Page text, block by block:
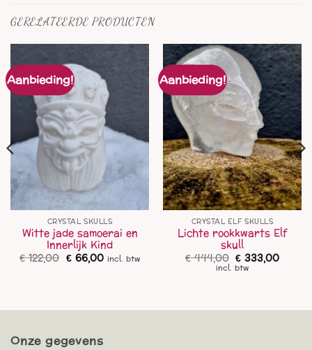
GERELATEERDE PRODUCTEN
Aanbieding!
CRYSTAL SKULLS
Witte jade samoerai en
Innerlijk Kind
€122,00 Oorspronkelijke
prijs
€66,00Huidige
prijs
incl. btw
Aanbieding!
CRYSTAL ELF SKULLS
Lichte rookkwarts Elf
skull
€444,00 prijs
was:
€ 333,00
incl. btw
Onze gegevens